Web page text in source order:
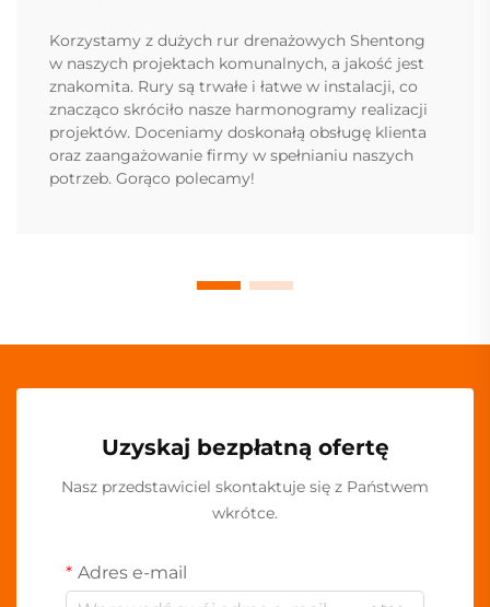
Korzystamy z dużych rur drenażowych Shentong
w naszych projektach komunalnych, a jakość jest
znakomita. Rury są trwałe i łatwe w instalacji, co
znacząco skróciło nasze harmonogramy realizacji
projektów. Doceniamy doskonałą obsługę klienta
oraz zaangażowanie firmy w spełnianiu naszych
potrzeb. Gorąco polecamy!
Uzyskaj bezpłatną ofertę
Nasz przedstawiciel skontaktuje się z Państwem
wkrótce.
Adres e-mail